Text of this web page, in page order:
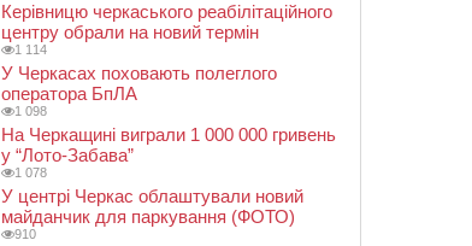
Керівницю черкаського реабілітаційного
центру обрали на новий термін
1 114
У Черкасах поховають полеглого
оператора БпЛА
1 098
На Черкащині виграли 1 000 000 гривень
у “Лото-Забава”
1 078
У центрі Черкас облаштували новий
майданчик для паркування (ФОТО)
910